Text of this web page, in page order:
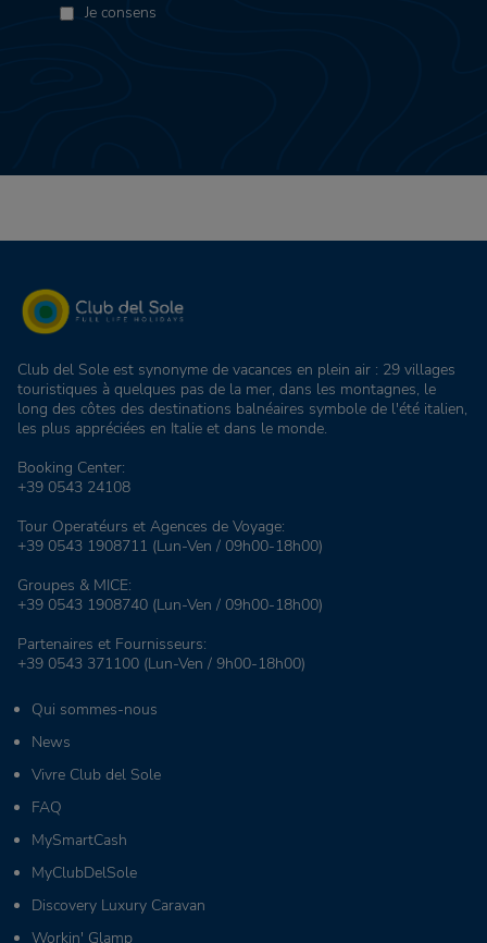
Je consens
Club del Sole est synonyme de vacances en plein air : 29 villages
touristiques à quelques pas de la mer, dans les montagnes, le
long des côtes des destinations balnéaires symbole de l'été italien,
les plus appréciées en Italie et dans le monde.
Booking Center:
+39 0543 24108
Tour Operatéurs et Agences de Voyage:
+39 0543 1908711 (Lun-Ven / 09h00-18h00)
Groupes & MICE:
+39 0543 1908740 (Lun-Ven / 09h00-18h00)
Partenaires et Fournisseurs:
+39 0543 371100 (Lun-Ven / 9h00-18h00)
Qui sommes-nous
News
Vivre Club del Sole
FAQ
MySmartCash
MyClubDelSole
Discovery Luxury Caravan
Workin' Glamp